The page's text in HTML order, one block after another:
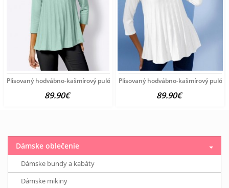
Plisovaný hodvábno-kašmírový pulóver vzhľadom Création
89.90€
Plisovaný hodvábno-kašmírový
89.90€
Dámske oblečenie
Dámske bundy a kabáty
Dámske mikiny